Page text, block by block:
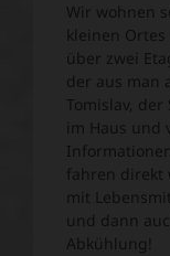
Wir wohnen
kleinen
über zwei
der aus man
Tomislav,
im Haus
fahren direkt
mit
und dann
Abkühlung!